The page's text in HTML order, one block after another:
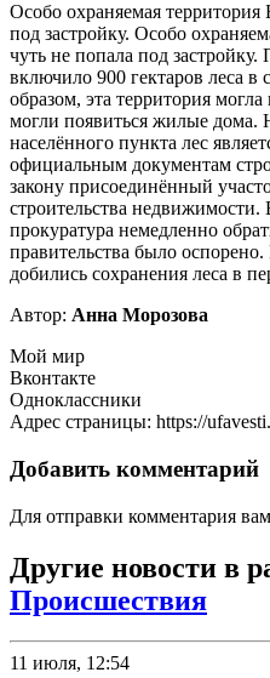
Особо охраняемая территория
под застройку. Особо
чуть не попала под застройку.
включило 900 гектаров леса в
образом, эта территория
могли появиться жилые
населённого пункта лес
официальным документам
закону присоединённый
строительства
прокуратура немедленно
правительства было
добились сохранения леса в
Автор: Анна Морозова
Мой мир
Вконтакте
Одноклассники
Адрес страницы: https://
Добавить комментарий
Для отправки комментария
Другие новости в
Происшествия
11 июля, 12:54